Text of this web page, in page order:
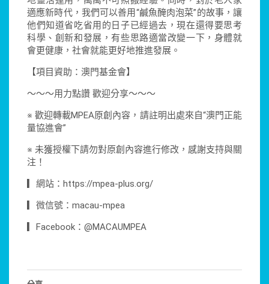
適應新時代，我們可以善用“鹹魚醃肉泡菜”的故事，讓
他們知道省吃省用的日子已經過去，現在還得要思考
科學、創新和發展，有些思路適當改變一下，身體就
會更健康，社會就能更好地推進發展。
【項目資助：澳門基金會】
～～～用力點讚 歡迎分享～～～
※ 歡迎轉載MPEA原創內容，請註明出處來自“澳門正能
量協進會”
※ 未獲授權下請勿對原創內容進行修改，感謝支持與關
注！
▎網站：https://mpea-plus.org/
▎微信號：macau-mpea
▎Facebook：@MACAUMPEA